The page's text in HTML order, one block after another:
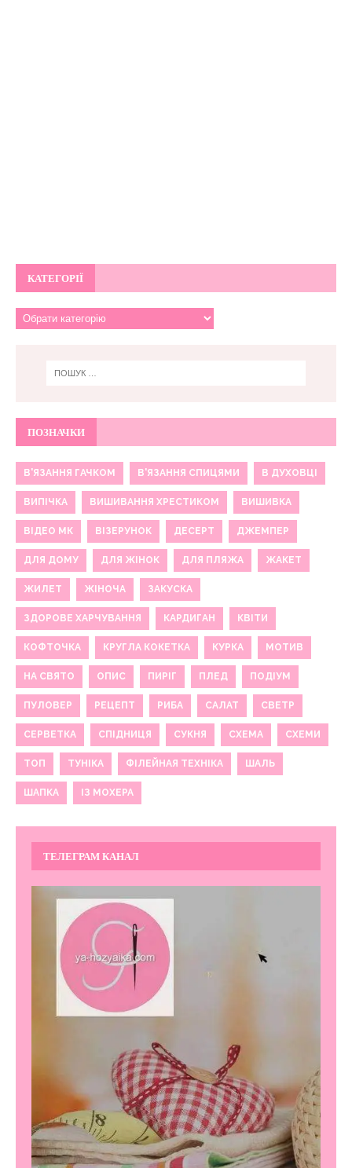
КАТЕГОРІЇ
ПОЗНАЧКИ
В'ЯЗАННЯ ГАЧКОМ В'ЯЗАННЯ СПИЦЯМИ В ДУХОВЦІ
ВИПІЧКА ВИШИВАННЯ ХРЕСТИКОМ ВИШИВКА
ВІДЕО МК ВІЗЕРУНОК ДЕСЕРТ ДЖЕМПЕР
ДЛЯ ДОМУ ДЛЯ ЖІНОК ДЛЯ ПЛЯЖА ЖАКЕТ
ЖИЛЕТ ЖІНОЧА ЗАКУСКА
ЗДОРОВЕ ХАРЧУВАННЯ КАРДИГАН КВІТИ
КОФТОЧКА КРУГЛА КОКЕТКА КУРКА МОТИВ
НА СВЯТО ОПИС ПИРІГ ПЛЕД ПОДІУМ
ПУЛОВЕР РЕЦЕПТ РИБА САЛАТ СВЕТР
СЕРВЕТКА СПІДНИЦЯ СУКНЯ СХЕМА СХЕМИ
ТОП ТУНІКА ФІЛЕЙНАЯ ТЕХНІКА ШАЛЬ
ШАПКА ІЗ МОХЕРА
ТЕЛЕГРАМ КАНАЛ